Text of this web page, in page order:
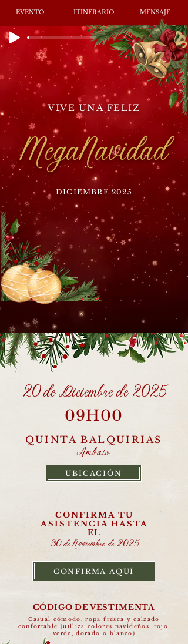
EVENTO ITINERARIO MENSAJE
VIVE UNA FELIZ
MegaNavidad
DICIEMBRE 2025
09H00
20 de Diciembre de 2025
QUINTA BALQUIRIAS
Ambato
UBICACIÓN
CONFIRMA TU
ASISTENCIA HASTA
EL
30 de Noviembre de 202​​​5
CONFIRMA AQUÍ
CÓDIGO DE VESTIMENTA
Casual cómodo, ropa fresca y calzado
confortable (utiliza colores navideños, rojo,
verde, dorado o blanco)